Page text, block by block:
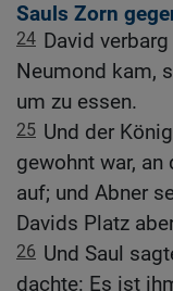
Sauls Zorn
24 David
Neumond kam,
um zu essen.
25 Und der
gewohnt war, an
auf; und Abner
Davids Platz
26 Und Saul
dachte: Es ist